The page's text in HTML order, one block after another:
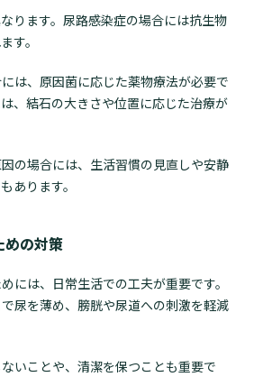
ります。尿路感染症の場合には抗生物
す。
は、原因菌に応じた薬物療法が必要で
、結石の大きさや位置に応じた治療が
の場合には、生活習慣の見直しや安静
あります。
の対策
には、日常生活での工夫が重要です。
尿を薄め、膀胱や尿道への刺激を軽減
いことや、清潔を保つことも重要で